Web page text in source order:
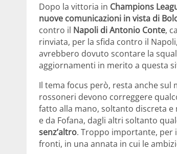
Dopo la vittoria in Champions
nuove comunicazioni in vista di
contro il Napoli di Antonio Conte,
rinviata, per la sfida contro il
avrebbero dovuto scontare la
aggiornamenti in merito a questa
Il tema focus però, resta anche sul
rossoneri devono correggere
fatto alla mano, soltanto discreta e
e da Fofana, dagli altri soltanto
senz’altro. Troppo importante, per
fronti, in una annata in cui le